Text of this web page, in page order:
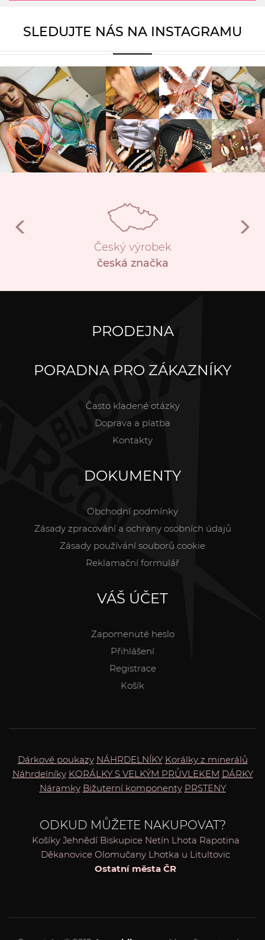
SLEDUJTE NÁS NA INSTAGRAMU
Český výrobek
česká značka
PRODEJNA
PORADNA PRO ZÁKAZNÍKY
Často kladené otázky
Doprava a platba
Kontakty
DOKUMENTY
Obchodní podmínky
Zásady zpracování a ochrany osobních údajů
Zásady používání souborů cookie
Reklamační formulář
VÁŠ ÚČET
Zapomenuté heslo
Přihlášení
Registrace
Košík
Dárkové poukazy NÁHRDELNÍKY Korálky z minerálů
Náhrdelníky KORÁLKY S VELKÝM PRŮVLEKEM DÁRKY
Náramky Bižuterní komponenty PRSTENY
ODKUD MŮŽETE NAKUPOVAT?
Košíky Jehnědí Biskupice Netín Lhota Rapotina
Děkanovice Olomučany Lhotka u Litultovic
Ostatní města ČR